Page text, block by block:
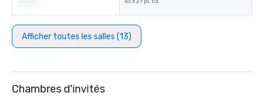
Afficher toutes les salles (13)
Chambres d'invités